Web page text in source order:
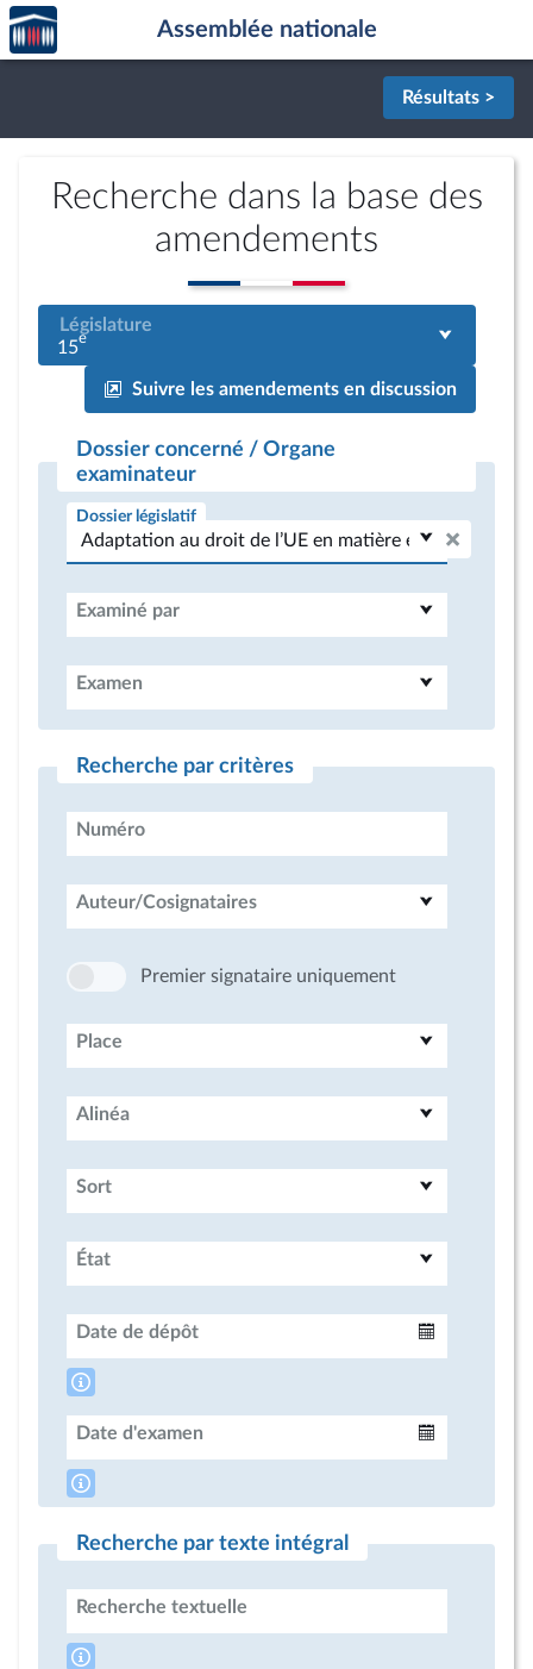
Aller au contenu
Aller en bas de la page
Accèder
à la
page
Assemblée nationale
Résultats >
Recherche dans la base des
amendements
Législature
15e
Suivre les amendements en discussion
Dossier concerné / Organe
examinateur
Dossier législatif
Examiné par
Examen
Recherche par critères
Numéro
Auteur/Cosignataires
Premier signataire uniquement
Place
Alinéa
Sort
État
Date de dépôt
Date d'examen
Recherche par texte intégral
Recherche textuelle